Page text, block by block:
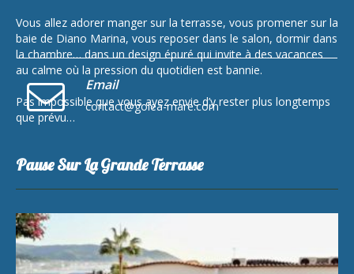
Email
contact@golea-mare.com
Vous allez adorer manger sur la terrasse, vous promener sur la
baie de Diano Marina, vous reposer dans le salon, dormir dans
la chambre… dans un design épuré qui invite à des vacances
au calme où la pression du quotidien est bannie.
Pas impossible que vous ayez envie d’y rester plus longtemps
que prévu…
Pause Sur La Grande Terrasse